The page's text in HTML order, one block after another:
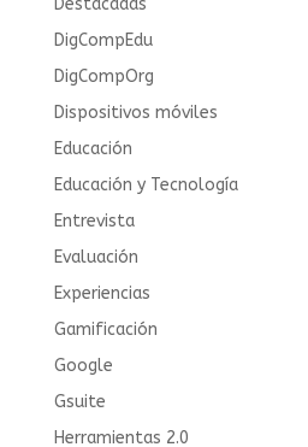
Destacadas
DigCompEdu
DigCompOrg
Dispositivos móviles
Educación
Educación y Tecnología
Entrevista
Evaluación
Experiencias
Gamificación
Google
Gsuite
Herramientas 2.0